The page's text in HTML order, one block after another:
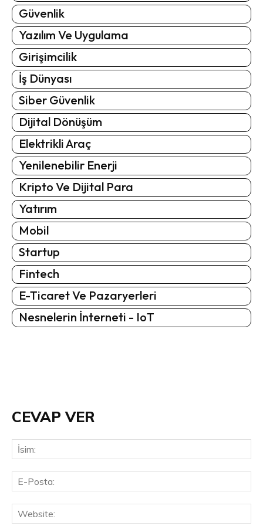
Güvenlik
Yazılım Ve Uygulama
Girişimcilik
İş Dünyası
Siber Güvenlik
Dijital Dönüşüm
Elektrikli Araç
Yenilenebilir Enerji
Kripto Ve Dijital Para
Yatırım
Mobil
Startup
Fintech
E-Ticaret Ve Pazaryerleri
Nesnelerin İnterneti - IoT
CEVAP VER